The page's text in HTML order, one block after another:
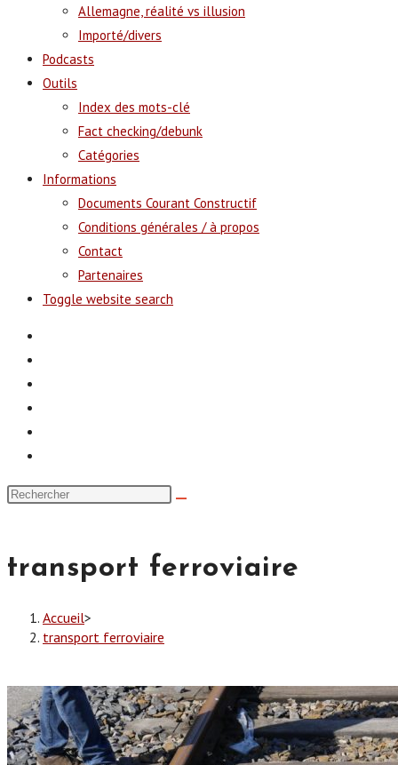
Allemagne, réalité vs illusion
Importé/divers
Podcasts
Outils
Index des mots-clé
Fact checking/debunk
Catégories
Informations
Documents Courant Constructif
Conditions générales / à propos
Contact
Partenaires
Toggle website search
transport ferroviaire
Accueil>
transport ferroviaire